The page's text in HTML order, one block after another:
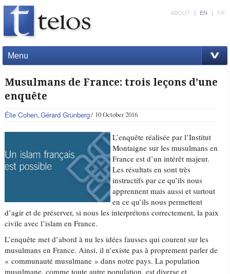
Menu
ABOUT | EN | FR
Musulmans de France: trois leçons d’une
enquête
Élie Cohen Gérard Grunberg 10 October 2016
L’enquête réalisée par l’Institut
Montaigne sur les musulmans en
France est d’un intérêt majeur.
Les résultats en sont très
instructifs par ce qu’ils nous
apprennent mais aussi et surtout
en ce qu’ils nous permettent
d’agir et de préserver, si nous les interprétons correctement, la paix
civile avec l’islam en France.
L’enquête met d’abord à nu les idées fausses qui courent sur les
musulmans en France. Ainsi, il n’existe pas à proprement parler de
« communauté musulmane » dans notre pays. La population
musulmane, comme toute autre population, est diverse et